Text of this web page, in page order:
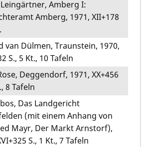
Amberg I:
Amberg, 1971, XII+178
van Dülmen, Traunstein, 1970,
S., 5 Kt., 10 Tafeln
Deggendorf, 1971, XX+456
8 Tafeln
Das Landgericht
(mit einem Anhang von
Mayr, Der Markt Arnstorf),
S., 1 Kt., 7 Tafeln